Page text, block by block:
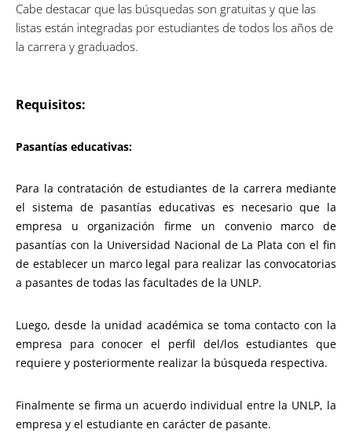
Cabe destacar que las búsquedas son gratuitas y que las
listas están integradas por estudiantes de todos los años de
la carrera y graduados.
Requisitos:
Pasantías educativas:
Para la contratación de estudiantes de la carrera mediante
el sistema de pasantías educativas es necesario que la
empresa u organización firme un convenio marco de
pasantías con la Universidad Nacional de La Plata con el fin
de establecer un marco legal para realizar las convocatorias
a pasantes de todas las facultades de la UNLP.
Luego, desde la unidad académica se toma contacto con la
empresa para conocer el perfil del/los estudiantes que
requiere y posteriormente realizar la búsqueda respectiva.
Finalmente se firma un acuerdo individual entre la UNLP, la
empresa y el estudiante en carácter de pasante.